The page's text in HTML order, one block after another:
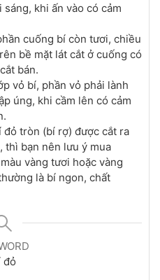
khi ấn vào có cảm
cuống bí còn tươi, chiều
bề mặt lát cắt ở cuống có
bán.
vỏ bí, phần vỏ phải lành
úng, khi cầm lên có cảm
tròn (bí rợ) được cắt ra
thì bạn nên lưu ý mua
vàng tươi hoặc vàng
là bí ngon, chất
đỏ